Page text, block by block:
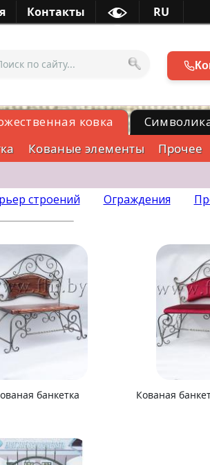
Контакты RU
ковка
Кованые элементы Прочее
строений Ограждения
банкетка Кованая